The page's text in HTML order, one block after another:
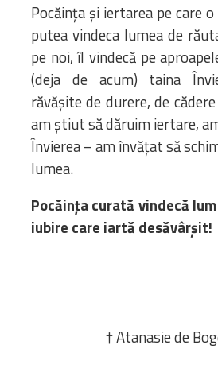
Pocăința și iertarea pe care
putea vindeca lumea de
pe noi, îl vindecă pe
(deja de acum) taina
răvășite de durere, de
am știut să dăruim iertare,
Învierea – am învățat să
lumea.
Pocăințacurată vindecă
iubire care iartă desăvârșit!
† Atanasie de